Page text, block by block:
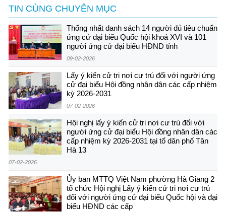
TIN CÙNG CHUYÊN MỤC
Thống nhất danh sách 14 người đủ tiêu chuẩn
ứng cử đại biểu Quốc hội khoá XVI và 101
người ứng cử đại biểu HĐND tỉnh
09-02-2026
Lấy ý kiến cử tri nơi cư trú đối với người ứng
cử đại biểu Hội đồng nhân dân các cấp nhiệm
kỳ 2026-2031
07-02-2026
Hội nghị lấy ý kiến cử tri nơi cư trú đối với
người ứng cử đại biểu Hội đồng nhân dân các
cấp nhiệm kỳ 2026-2031 tại tổ dân phố Tân
Hà 13
07-02-2026
Ủy ban MTTQ Việt Nam phường Hà Giang 2
tổ chức Hội nghị Lấy ý kiến cử tri nơi cư trú
đối với người ứng cử đại biểu Quốc hội và đại
biểu HĐND các cấp